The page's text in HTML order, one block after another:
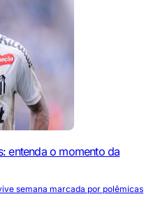
entenda o momento da
semana marcada por polêmicas